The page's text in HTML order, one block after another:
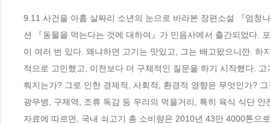
9.11 사건을 아홉 살짜리 소년의 눈으로 바라본 장편소설 『엄청
션 『동물을 먹는다는 것에 대하여』가 민음사에서 출간되었다.
이 여러 번 있다. 왜냐하면 고기는 맛있고, 그는 배고팠으니깐.
적으로 고민했고, 이전보다 더 구체적인 질문을 하기 시작했다.
뤄지는가? 그로 인한 경제적, 사회적, 환경적 영향은 무엇인가?
광우병, 구제역, 조류 독감 등 우리의 먹을거리, 특히 육식 식단
자료에 따르면, 국내 쇠고기 총 소비량은 2010년 43만 4000톤으